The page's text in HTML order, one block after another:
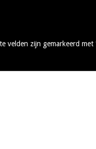
velden zijn gemarkeerd met